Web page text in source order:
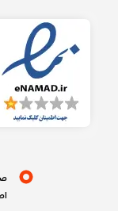
صفحه